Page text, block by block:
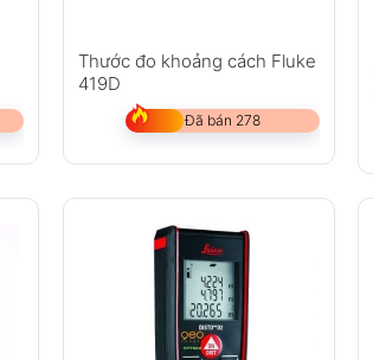
Thước đo khoảng cách Fluke
419D
Đã bán 278